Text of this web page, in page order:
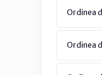
Ordinea
Ordinea